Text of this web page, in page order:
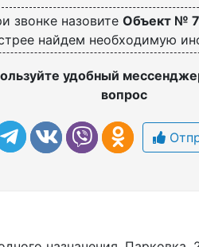
звонке назовитеОбъект №
найдем необходимую
удобный
вопрос